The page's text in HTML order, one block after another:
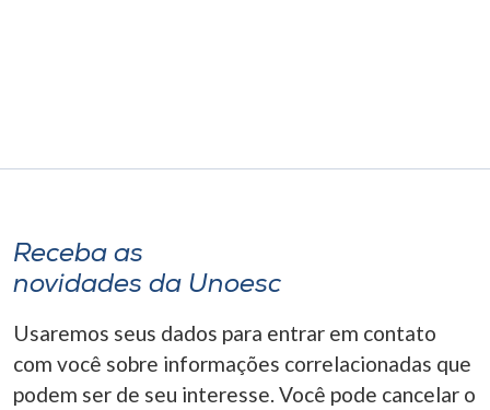
Selecione
o idioma
Receba as
novidades da Unoesc
Usaremos seus dados para entrar em contato
com você sobre informações correlacionadas que
podem ser de seu interesse. Você pode cancelar o